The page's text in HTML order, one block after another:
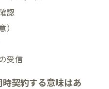
認
受信
契約する意味はあ